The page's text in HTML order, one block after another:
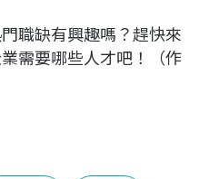
職缺有興趣嗎？趕快來
需要哪些人才吧！（作